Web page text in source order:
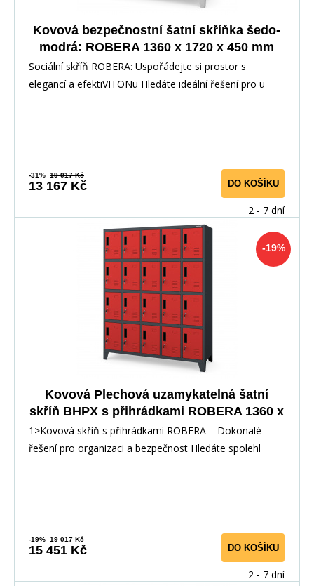
Kovová bezpečnostní šatní skříňka šedo-
modrá: ROBERA 1360 x 1720 x 450 mm
Sociální skříň ROBERA: Uspořádejte si prostor s
elegancí a efektiVITONu Hledáte ideální řešení pro u
-31% 19 017 Kč
13 167 Kč DO KOŠÍKU
2 - 7 dní
-19%
Kovová Plechová uzamykatelná šatní
skříň BHPX s přihrádkami ROBERA 1360 x
1720 x 450 mm, antracitovo-červená
1>Kovová skříň s přihrádkami ROBERA – Dokonalé
řešení pro organizaci a bezpečnost Hledáte spolehl
-19% 19 017 Kč
15 451 Kč DO KOŠÍKU
2 - 7 dní